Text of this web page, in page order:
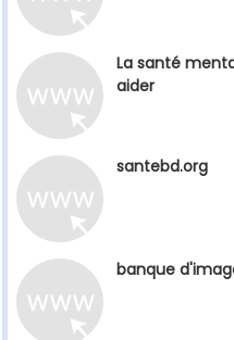
La santé
aider
santebd.org
banque